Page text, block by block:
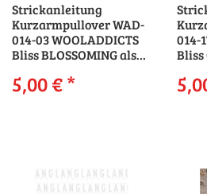
Strickanleitung
Kurzarmpullover WAD-
014-03 WOOLADDICTS
Bliss BLOSSOMING als
5,00 €*
014-
Bliss